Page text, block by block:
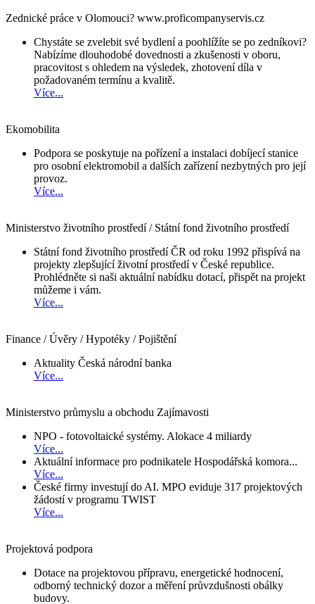
Zednické práce v Olomouci? www.proficompanyservis.cz
Chystáte se zvelebit své bydlení a poohlížíte se po zedníkovi?
Nabízíme dlouhodobé dovednosti a zkušenosti v oboru,
pracovitost s ohledem na výsledek, zhotovení díla v
požadovaném termínu a kvalitě.
Více...
Ekomobilita
Podpora se poskytuje na pořízení a instalaci dobíjecí stanice
pro osobní elektromobil a dalších zařízení nezbytných pro její
provoz.
Více...
Ministerstvo životního prostředí / Státní fond životního prostředí
Státní fond životního prostředí ČR od roku 1992 přispívá na
projekty zlepšující životní prostředí v České republice.
Prohlédněte si naši aktuální nabídku dotací, přispět na projekt
můžeme i vám.
Více...
Finance / Úvěry / Hypotéky / Pojištění
Aktuality Česká národní banka
Více...
Ministerstvo průmyslu a obchodu Zajímavosti
NPO - fotovoltaické systémy. Alokace 4 miliardy
Více...
Aktuální informace pro podnikatele Hospodářská komora...
Více...
České firmy investují do AI. MPO eviduje 317 projektových
žádostí v programu TWIST
Více...
Projektová podpora
Dotace na projektovou přípravu, energetické hodnocení,
odborný technický dozor a měření průvzdušnosti obálky
budovy.